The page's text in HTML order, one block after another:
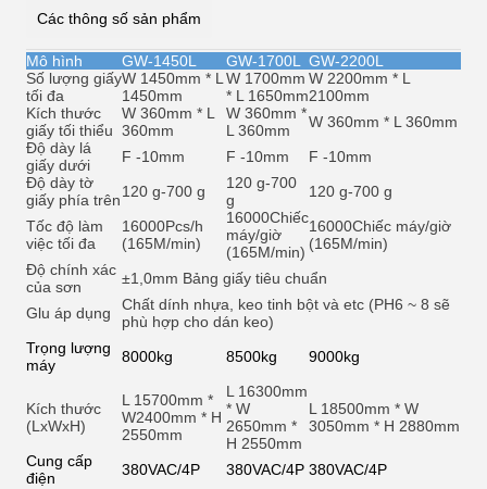
Các thông số sản phẩm
Mô hình GW-1450L GW-1700L
GW-2200L
Số lượng giấy
tối đa
W 1450mm * L
1450mm
W 1700mm
* L 1650mm
W 2200mm * L
2100mm
Kích thước
giấy tối thiểu
W 360mm * L
360mm
W 360mm *
L 360mm
W 360mm * L 360mm
Độ dày lá
giấy dưới
F -10mm F -10mm
F -10mm
Độ dày tờ
giấy phía trên120 g-700 g
120 g-700
g
120 g-700 g
Tốc độ làm
việc tối đa
16000Pcs/h
(165M/min)
16000Chiếc
máy/giờ
(165M/min)
16000Chiếc máy/giờ
(165M/min)
Độ chính xác
của sơn
±1,0mm Bảng giấy tiêu chuẩn
Glu áp dụng
Chất dính nhựa, keo tinh bột và etc (PH6 ~ 8 sẽ
phù hợp cho dán keo)
Trọng lượng
máy
8000kg 8500kg 9000kg
Kích thước
(LxWxH)
L 15700mm *
W2400mm * H
2550mm
L 16300mm
* W
2650mm *
H 2550mm
L 18500mm * W
3050mm * H 2880mm
Cung cấp
điện
380VAC/4P 380VAC/4P 380VAC/4P